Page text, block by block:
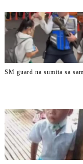
SM guard na sumita sa